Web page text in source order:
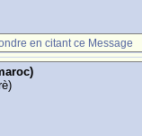
en citant ce Message